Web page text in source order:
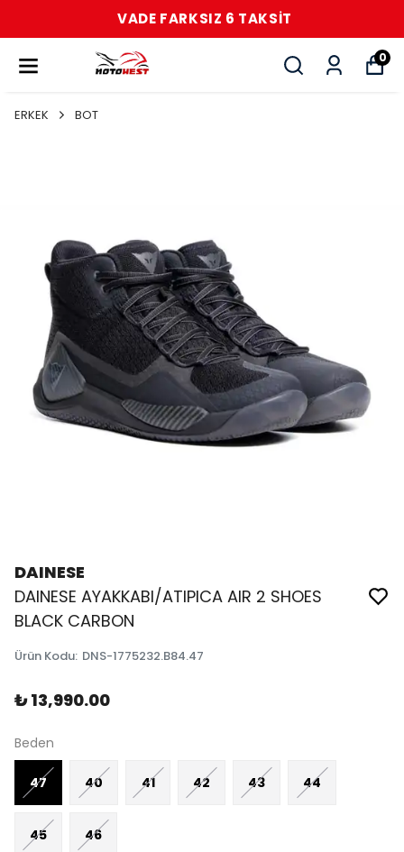
VADE FARKSIZ 6 TAKSİT
0
ERKEK BOT
DAINESE
DAINESE AYAKKABI/ATIPICA AIR 2 SHOES
BLACK CARBON
Ürün Kodu: DNS-1775232.B84.47
₺ 13,990.00
Beden
47 40 41 42 43 44
45 46